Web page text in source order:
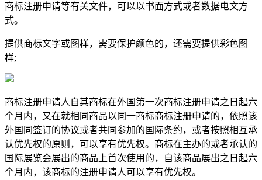
商标注册申请等有关文件，可以以书面方式或者数据电文方
式。
提供商标文字或图样，需要保护颜色的，还需要提供彩色图
样;
商标注册申请人自其商标在外国第一次商标注册申请之日起六
个月内，又在就相同商品以同一商标商标注册申请的，依照该
外国同签订的协议或者共同参加的国际条约，或者按照相互承
认优先权的原则，可以享有优先权。商标在主办的或者承认的
国际展览会展出的商品上首次使用的，自该商品展出之日起六
个月内，该商标的注册申请人可以享有优先权。